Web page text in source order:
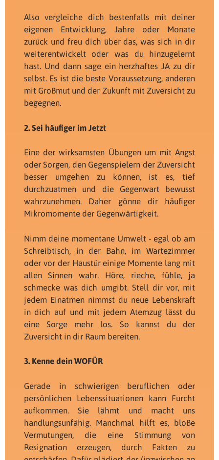
Also vergleiche dich bestenfalls mit deiner
eigenen Entwicklung, Jahre oder Monate
zurück und freu dich über das, was sich in dir
weiterentwickelt oder was du hinzugelernt
hast. Und dann sage ein herzhaftes JA zu dir
selbst. Es ist die beste Voraussetzung, anderen
mit Großmut und der Zukunft mit Zuversicht zu
begegnen.
2. Sei häufiger im Jetzt
Eine der wirksamsten Übungen um mit Angst
oder Sorgen, den Gegenspielern der Zuversicht
besser umgehen zu können, ist es, tief
durchzuatmen und die Gegenwart bewusst
wahrzunehmen. Daher gönne dir häufiger
Mikromomente der Gegenwärtigkeit.
Nimm deine momentane Umwelt - egal ob am
Schreibtisch, in der Bahn, im Wartezimmer
oder vor der Haustür einige Momente lang mit
allen Sinnen wahr. Höre, rieche, fühle, ja
schmecke was dich umgibt. Stell dir vor, mit
jedem Einatmen nimmst du neue Lebenskraft
in dich auf und mit jedem Atemzug lässt du
eine Sorge mehr los. So kannst du der
Zuversicht in dir Raum bereiten.
3. Kenne dein WOFÜR
Gerade in schwierigen beruflichen oder
persönlichen Lebenssituationen kann Furcht
aufkommen. Sie lähmt und macht uns
handlungsunfähig. Manchmal hilft es, bloße
Vermutungen, die eine Stimmung von
Resignation erzeugen, durch Fakten zu